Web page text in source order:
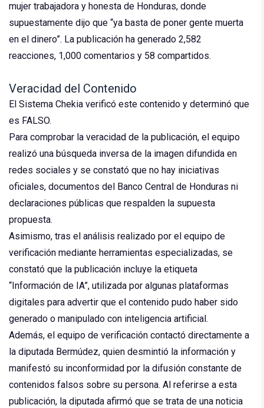
mujer trabajadora y honesta de Honduras, donde
supuestamente dijo que “ya basta de poner gente muerta
en el dinero”. La publicación ha generado 2,582
reacciones, 1,000 comentarios y 58 compartidos.
Veracidad del Contenido
El Sistema Chekia verificó este contenido y determinó que
es FALSO.
Para comprobar la veracidad de la publicación, el equipo
realizó una búsqueda inversa de la imagen difundida en
redes sociales y se constató que no hay iniciativas
oficiales, documentos del Banco Central de Honduras ni
declaraciones públicas que respalden la supuesta
propuesta.
Asimismo, tras el análisis realizado por el equipo de
verificación mediante herramientas especializadas, se
constató que la publicación incluye la etiqueta
“Información de IA”, utilizada por algunas plataformas
digitales para advertir que el contenido pudo haber sido
generado o manipulado con inteligencia artificial.
Además, el equipo de verificación contactó directamente a
la diputada Bermúdez, quien desmintió la información y
manifestó su inconformidad por la difusión constante de
contenidos falsos sobre su persona. Al referirse a esta
publicación, la diputada afirmó que se trata de una noticia